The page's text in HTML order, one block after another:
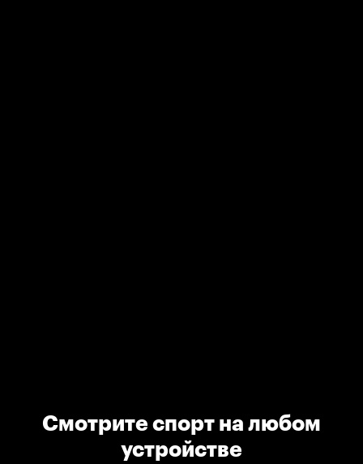
Смотрите спорт на любом
устройстве